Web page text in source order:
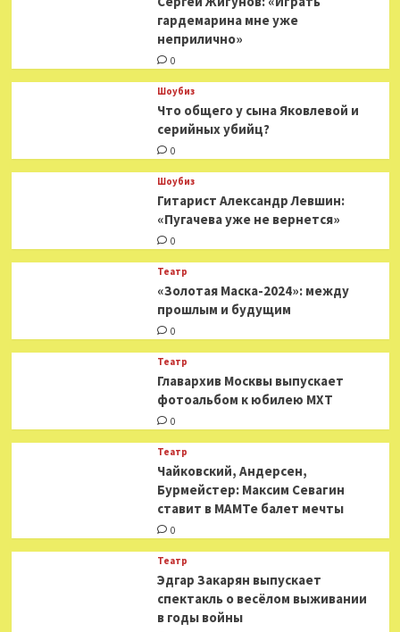
гардемарина мне уже
неприлично»
0
Шоубиз
Что общего у сына Яковлевой и
серийных убийц?
0
Шоубиз
Гитарист Александр Левшин:
«Пугачева уже не вернется»
0
Театр
«Золотая Маска-2024»: между
прошлым и будущим
0
Театр
​​Главархив Москвы выпускает
фотоальбом к юбилею МХТ
0
Театр
​​Чайковский, Андерсен,
Бурмейстер: Максим Севагин
ставит в МАМТе балет мечты
0
Театр
Эдгар Закарян выпускает
спектакль о весёлом выживании
в годы войны